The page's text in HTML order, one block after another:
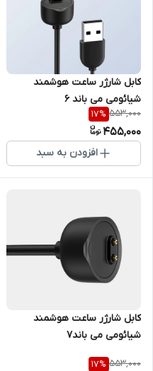
کابل شارژر ساعت هوشمند
شیائومی می باند 6
553,000
17%
455,000
افزودن به سبد
کابل شارژر ساعت هوشمند
شیائومی می باند7
553,000
17%